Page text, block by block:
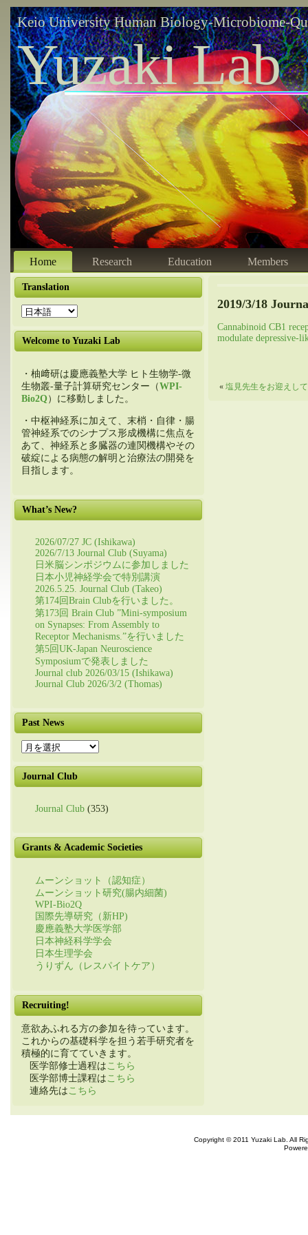
Keio University Human Biology-Microbiome-
Yuzaki Lab
Home Research Education Members
Translation
Welcome to Yuzaki Lab
・柚﨑研は慶應義塾大学 ヒト生物学-微
生物叢-量子計算研究センター（WPI-
Bio2Q）に移動しました。
・中枢神経系に加えて、末梢・自律・腸
管神経系でのシナプス形成機構に焦点を
あて、神経系と多臓器の連関機構やその
破綻による病態の解明と治療法の開発を
目指します。
What’s New?
2026/07/27 JC (Ishikawa)
2026/7/13 Journal Club (Suyama)
日米脳シンポジウムに参加しました
日本小児神経学会で特別講演
2026.5.25. Journal Club (Takeo)
第174回Brain Clubを行いました。
第173回 Brain Club ”Mini-symposium
on Synapses: From Assembly to
Receptor Mechanisms.”を行いました
第5回UK-Japan Neuroscience
Symposiumで発表しました
Journal club 2026/03/15 (Ishikawa)
Journal Club 2026/3/2 (Thomas)
Past News
Past
News
Journal Club
Journal Club (353)
Grants & Academic Societies
ムーンショット（認知症）
ムーンショット研究(腸内細菌)
WPI-Bio2Q
国際先導研究（新HP)
慶應義塾大学医学部
日本神経科学学会
日本生理学会
うりずん（レスパイトケア）
Recruiting!
意欲あふれる方の参加を待っています。
これからの基礎科学を担う若手研究者を
積極的に育てていきます。
医学部修士過程は こちら
医学部博士課程は こちら
連絡先は こちら
2019/3/18
Cannabinoid CB1
modulate depressive-
« 塩見先生をお迎えし
Copyright © 2011 Yuzaki Lab. All